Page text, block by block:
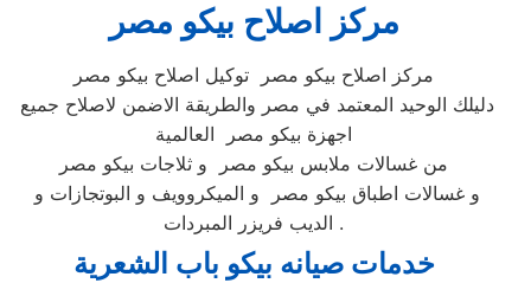
مركز اصلاح بيكو مصر
مركز اصلاح بيكو مصر توكيل اصلاح بيكو مصر
اجهزة بيكو مصر العالمية
من غسالات ملابس بيكو مصر و ثلاجات بيكو مصر
الديب فريزر المبردات .
خدمات صيانه بيكو باب الشعرية